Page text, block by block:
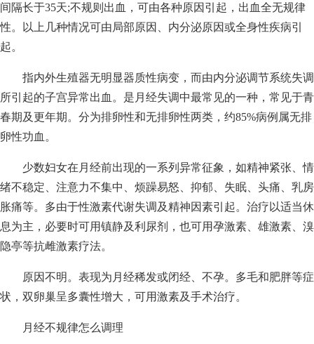
间隔长于35天;不规则出血，可由各种原因引起，出血全无规律
性。以上几种情况可由局部原因、内分泌原因或全身性疾病引
起。
指内外生殖器无明显器质性病变，而由内分泌调节系统失调
所引起的子宫异常出血。是月经失调中最常见的一种，常见于青
春期及更年期。分为排卵性和无排卵性两类，约85%病例属无排
卵性功血。
少数妇女在月经前出现的一系列异常征象，如精神紧张、情
绪不稳定、注意力不集中、烦躁易怒、抑郁、失眠、头痛、乳房
胀痛等。多由于性激素代谢失调及精神因素引起。治疗以适当休
息为主，必要时可用镇静及利尿剂，也可用孕激素、雄激素、溴
隐亭等抗雌激素疗法。
原因不明。表现为月经稀发或闭经、不孕。多毛和肥胖等症
状，双卵巢呈多囊性增大，可用激素及手术治疗。
月经不规律怎么调理